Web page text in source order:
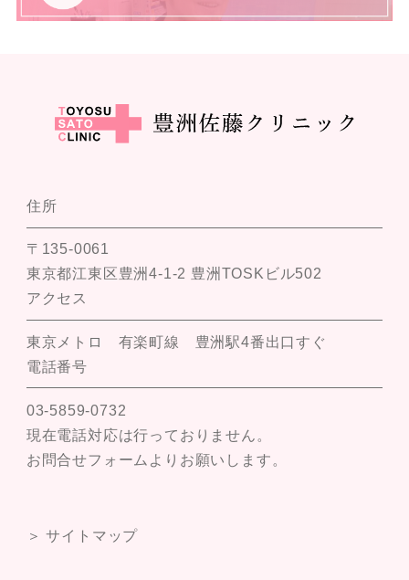
住所
〒135-0061
東京都江東区豊洲4-1-2 豊洲TOSKビル502
アクセス
東京メトロ 有楽町線 豊洲駅4番出口すぐ
電話番号
03-5859-0732
現在電話対応は行っておりません。
お問合せフォームよりお願いします。
＞ サイトマップ